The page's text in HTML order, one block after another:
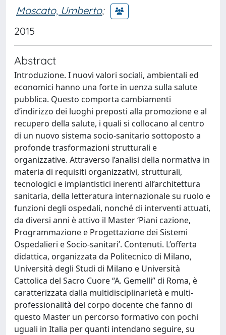
Moscato, Umberto;
2015
Abstract
Introduzione. I nuovi valori sociali, ambientali ed
economici hanno una forte in uenza sulla salute
pubblica. Questo comporta cambiamenti
d’indirizzo dei luoghi preposti alla promozione e al
recupero della salute, i quali si collocano al centro
di un nuovo sistema socio-sanitario sottoposto a
profonde trasformazioni strutturali e
organizzative. Attraverso l’analisi della normativa in
materia di requisiti organizzativi, strutturali,
tecnologici e impiantistici inerenti all’architettura
sanitaria, della letteratura internazionale su ruolo e
funzioni degli ospedali, nonché di interventi attuati,
da diversi anni è attivo il Master ‘Piani cazione,
Programmazione e Progettazione dei Sistemi
Ospedalieri e Socio-sanitari’. Contenuti. L’offerta
didattica, organizzata da Politecnico di Milano,
Università degli Studi di Milano e Università
Cattolica del Sacro Cuore “A. Gemelli” di Roma, è
caratterizzata dalla multidisciplinarietà e multi-
professionalità del corpo docente che fanno di
questo Master un percorso formativo con pochi
uguali in Italia per quanti intendano seguire, su